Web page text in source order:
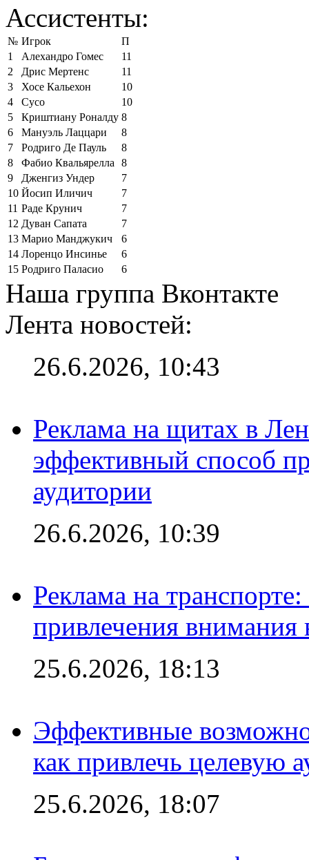
Ассистенты:
№ Игрок
П
1
Алехандро Гомес
11
2
Дрис Мертенс
11
3
Хосе Кальехон
10
4
Сусо
10
5
Криштиану Роналду 8
6
Мануэль Лаццари
8
7
Родриго Де Пауль
8
8
Фабио Квальярелла
8
9
Дженгиз Ундер
7
10 Йосип Иличич
7
11 Раде Крунич
7
12 Дуван Сапата
7
13 Марио Манджукич
6
14 Лоренцо Инсинье
6
15 Родриго Паласио 6
Наша группа Вконтакте
Лента новостей:
26.6.2026, 10:43
Реклама на щитах в
эффективный способ
аудитории
26.6.2026, 10:39
Реклама на
привлечения внимания
25.6.2026, 18:13
Эффективные
как привлечь целевую
25.6.2026, 18:07